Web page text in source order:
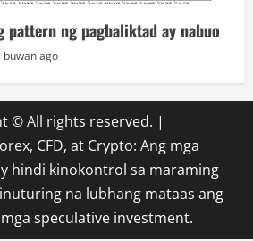
pattern ng pagbaliktad ay nabuo
buwan ago
© All rights reserved. |
CFD, at Crypto: Ang mga
hindi kinokontrol sa maraming
na lubhang mataas ang
speculative investment.